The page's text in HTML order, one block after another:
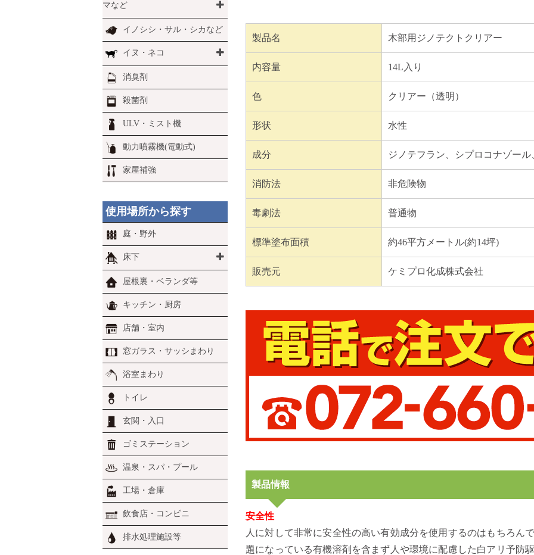
製品名 木部用ジノテクトクリアー
内容量 14L入り
色 クリアー（透明）
形状 水性
成分 ジノテフラン、シプロコナゾール
消防法 非危険物
毒劇法 普通物
標準塗布面積 約46平方メートル(約14坪)
販売元 ケミプロ化成株式会社
製品情報
安全性
人に対して非常に安全性の高い有効成分を使用するのはもちろん
題になっている有機溶剤を含まず人や環境に配慮した白アリ予防
マなど
イノシシ・サル・シカなど
イヌ・ネコ
消臭剤
殺菌剤
ULV・ミスト機
動力噴霧機(電動式)
家屋補強
使用場所から探す
庭・野外
床下
屋根裏・ベランダ等
キッチン・厨房
店舗・室内
窓ガラス・サッシまわり
浴室まわり
トイレ
玄関・入口
ゴミステーション
温泉・スパ・プール
工場・倉庫
飲食店・コンビニ
排水処理施設等